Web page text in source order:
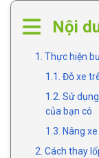
Nội
1. Thực hiện
1.1. Đỗ xe
1.2. Sử
của bạn có
1.3. Nâng
2. Cách thay